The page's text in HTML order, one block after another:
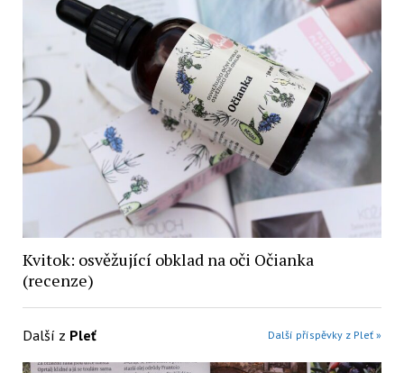
Kvitok: osvěžující obklad na oči Očianka
(recenze)
Další z Pleť Další příspěvky z Pleť »